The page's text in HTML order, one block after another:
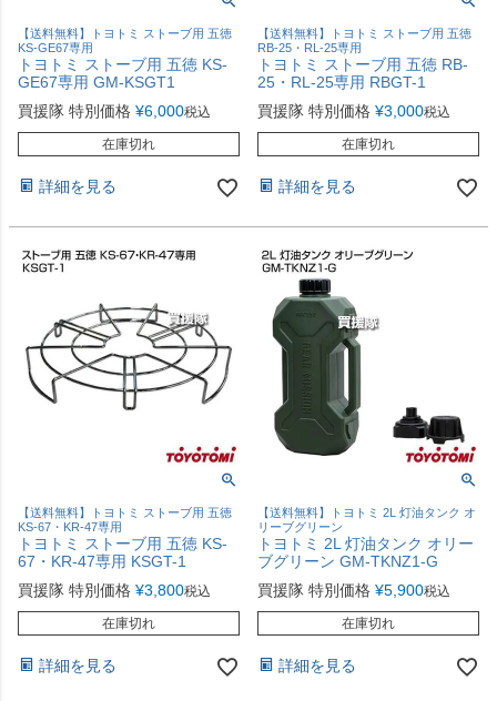
【送料無料】トヨトミ ストーブ用 五徳
KS-GE67専用
トヨトミ ストーブ用 五徳 KS-
GE67専用 GM-KSGT1
買援隊 特別価格 ¥6,000税込
在庫切れ
詳細を見る
【送料無料】トヨトミ ストーブ用 五徳
RB-25・RL-25専用
トヨトミ ストーブ用 五徳 RB-
25・RL-25専用 RBGT-1
買援隊 特別価格 ¥3,000税込
在庫切れ
詳細を見る
【送料無料】トヨトミ ストーブ用 五徳
KS-67・KR-47専用
トヨトミ ストーブ用 五徳 KS-
67・KR-47専用 KSGT-1
買援隊 特別価格 ¥3,800税込
在庫切れ
詳細を見る
【送料無料】トヨトミ 2L 灯油タンク オ
リーブグリーン
トヨトミ 2L 灯油タンク オリー
ブグリーン GM-TKNZ1-G
買援隊 特別価格 ¥5,900税込
在庫切れ
詳細を見る